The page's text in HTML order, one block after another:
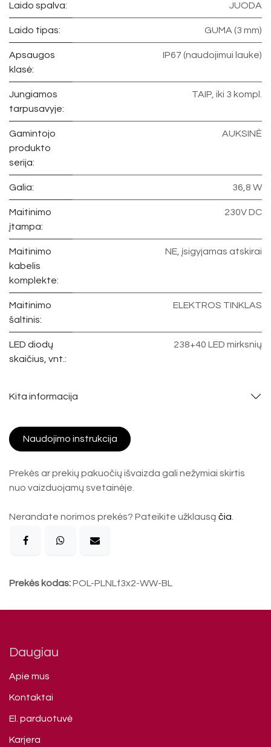
Laido spalva: JUODA
Laido tipas: GUMA (3 mm)
Apsaugos
klasė:
IP67 (naudojimui lauke)
Jungiamos
tarpusavyje:
TAIP, iki 3 kompl.
Gamintojo
produkto
serija:
AUKSINĖ
Galia: 36,8 W
Maitinimo
įtampa:
230V DC
Maitinimo
kabelis
komplekte:
NE, įsigyjamas atskirai
Maitinimo
šaltinis:
ELEKTROS TINKLAS
LED diodų
skaičius, vnt.:
238+40 LED mirksnių
Kita informacija
Naudojimo instrukcija
Prekės ar prekių pakuočių išvaizda gali nežymiai skirtis
nuo vaizduojamų svetainėje.
Nerandate norimos prekės? Pateikite užklausą čia
Prekės kodas:POL-PLNLf3x2-WW-BL
Daugiau
Apie mus
Kontaktai
El. parduotuvė
Karjera